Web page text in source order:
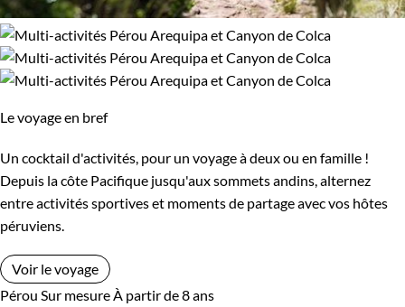
Le voyage en bref
Un cocktail d'activités, pour un voyage à deux ou en famille !
Depuis la côte Pacifique jusqu'aux sommets andins, alternez
entre activités sportives et moments de partage avec vos hôtes
péruviens.
Voir le voyage
Pérou Sur mesure À partir de 8 ans